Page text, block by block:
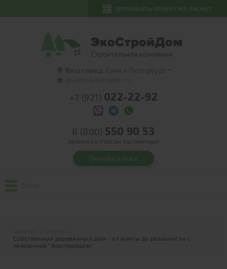
ОТПРАВИТЬ ПРОЕКТ НА РАСЧЕТ
Ваш город: Санкт-Петербург
ekostroydom@bk.ru
+7 (921) 022-22-92
8 (800) 550 90 53
Звонок по России бесплатный
Онлайн заказ
Собственный деревянный дом - от мечты до реальности с
компанией "Экостройдом"